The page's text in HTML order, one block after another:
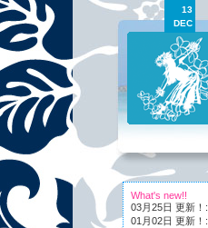
What's new!!
03月25日 更新！:
01月02日 更新！:
13
DEC